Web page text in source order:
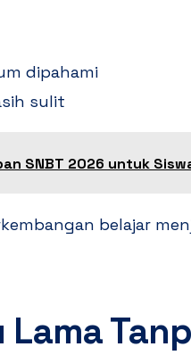
dipahami
sulit
SNBT 2026 untuk
belajar
Lama